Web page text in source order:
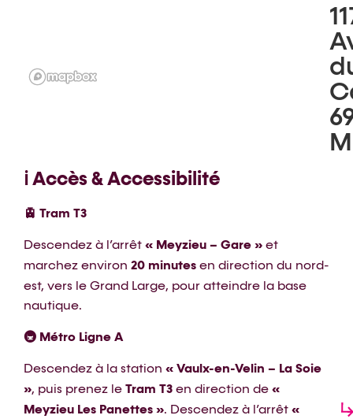
ℹ️ Accès & Accessibilité
🚊 Tram T3
Descendez à l’arrêt « Meyzieu – Gare » et
marchez environ 20 minutes en direction du nord-
est, vers le Grand Large, pour atteindre la base
nautique.
🚇 Métro Ligne A
Descendez à la station « Vaulx-en-Velin – La Soie
», puis prenez le Tram T3 en direction de «
Meyzieu Les Panettes ». Descendez à l’arrêt «